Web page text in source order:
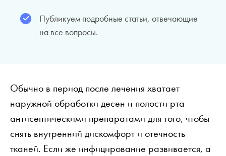
Публикуем подробные статьи, отвечающие
на все вопросы.
Обычно в период после лечения хватает
наружной обработки десен и полости рта
антисептическими препаратами для того, чтобы
снять внутренний дискомфорт и отечность
тканей. Если же инфицирование развивается, а